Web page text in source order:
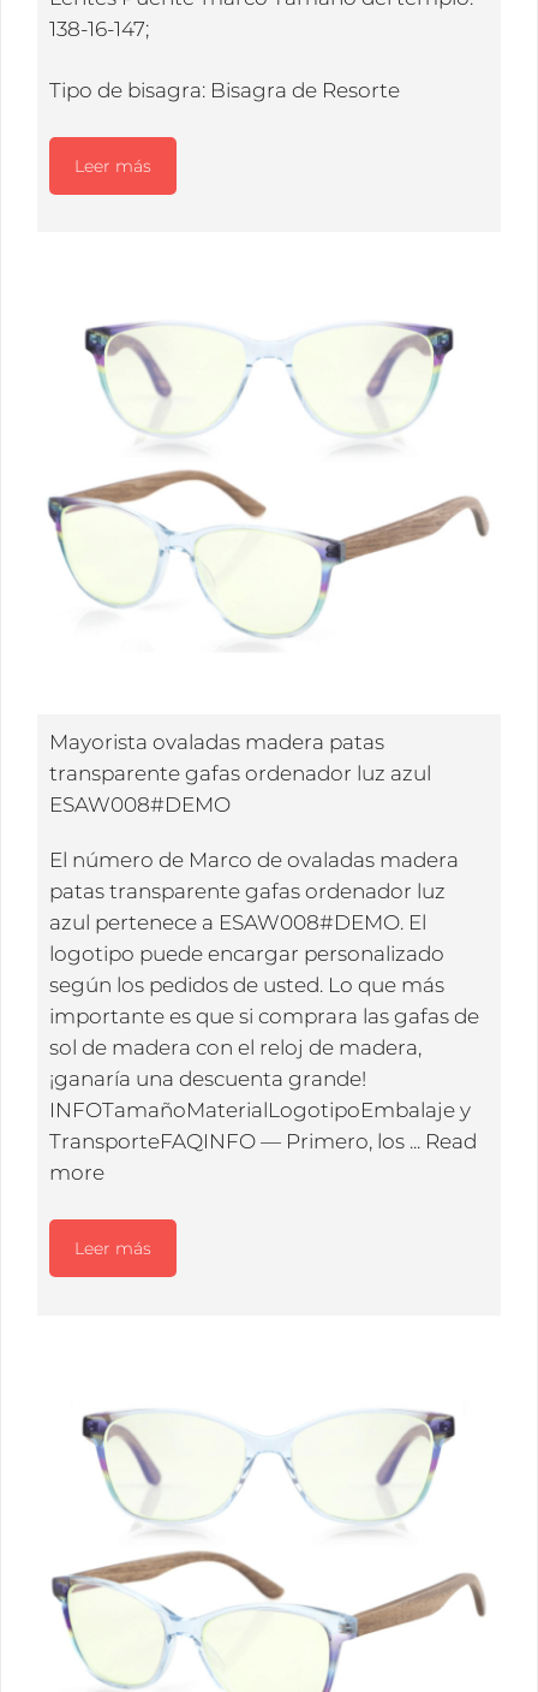
138-16-147;
Tipo de bisagra: Bisagra de Resorte
Leer más
Mayorista ovaladas madera patas
transparente gafas ordenador luz azul
ESAW008#DEMO
El número de Marco de ovaladas madera
patas transparente gafas ordenador luz
azul pertenece a ESAW008#DEMO. El
logotipo puede encargar personalizado
según los pedidos de usted. Lo que más
importante es que si comprara las gafas de
sol de madera con el reloj de madera,
¡ganaría una descuenta grande!
INFOTamañoMaterialLogotipoEmbalaje y
TransporteFAQINFO — Primero, los ... Read
more
Leer más